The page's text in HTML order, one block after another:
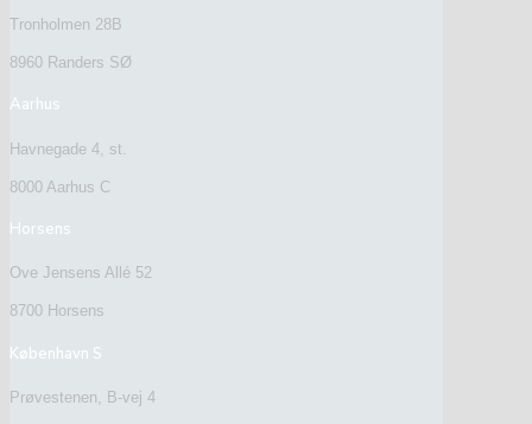
Tronholmen 28B
8960 Randers SØ
Aarhus
Havnegade 4, st.
8000 Aarhus C
Horsens
Ove Jensens Allé 52
8700 Horsens
København S
Prøvestenen, B-vej 4